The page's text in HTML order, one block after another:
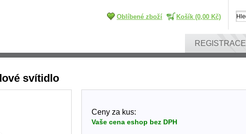
Oblíbené zboží Košík (0,00 Kč)
REGISTRACE
svítidlo
Ceny za kus:
Vaše cena eshop bez DPH